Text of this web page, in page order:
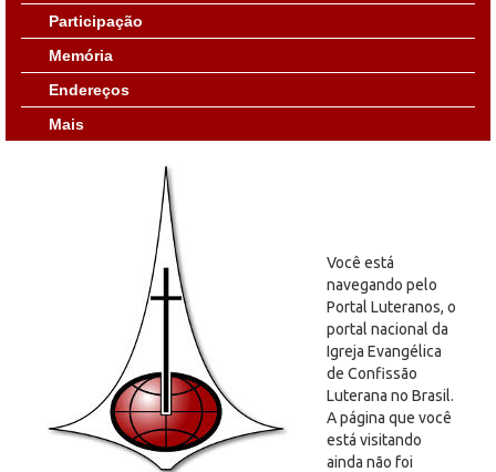
Participação
Memória
Endereços
Mais
Você está
navegando pelo
Portal Luteranos, o
portal nacional da
Igreja Evangélica
de Confissão
Luterana no Brasil.
A página que você
está visitando
ainda não foi